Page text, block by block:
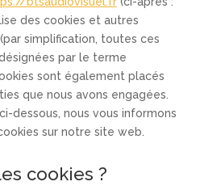
des cookies et autres
simplification, toutes ces
par le terme
sont également placés
que nous avons engagées.
dessous, nous vous informons
sur notre site web.
cookies ?